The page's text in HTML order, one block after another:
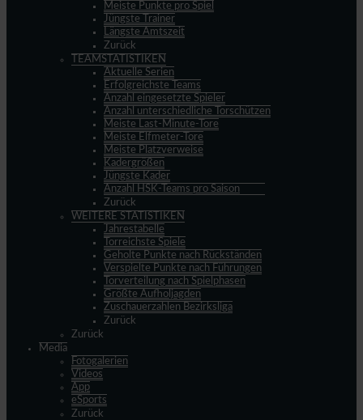
Meiste Punkte pro Spiel
Jüngste Trainer
Längste Amtszeit
Zurück
TEAMSTATISTIKEN
Aktuelle Serien
Erfolgreichste Teams
Anzahl eingesetzte Spieler
Anzahl unterschiedliche Torschützen
Meiste Last-Minute-Tore
Meiste Elfmeter-Tore
Meiste Platzverweise
Kadergrößen
Jüngste Kader
Anzahl HSK-Teams pro Saison
Zurück
WEITERE STATISTIKEN
Jahrestabelle
Torreichste Spiele
Geholte Punkte nach Rückständen
Verspielte Punkte nach Führungen
Torverteilung nach Spielphasen
Größte Aufholjagden
Zuschauerzahlen Bezirksliga
Zurück
Zurück
Media
Fotogalerien
Videos
App
eSports
Zurück